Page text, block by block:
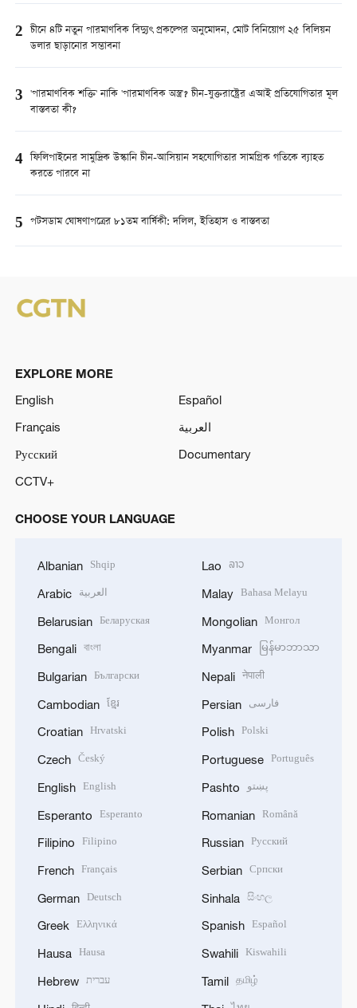
2 চীনে ৪টি নতুন পারমাণবিক বিদ্যুৎ প্রকল্পের অনুমোদন, মোট বিনিয়োগ ২৫ বিলিয়ন
ডলার ছাড়ানোর সম্ভাবনা
3 'পারমাণবিক শক্তি' নাকি 'পারমাণবিক অস্ত্র'? চীন-যুক্তরাষ্ট্রের এআই প্রতিযোগিতার মূল
বাস্তবতা কী?
4 ফিলিপাইনের সামুদ্রিক উস্কানি চীন-আসিয়ান সহযোগিতার সামগ্রিক গতিকে ব্যাহত
করতে পারবে না
5 পটসডাম ঘোষণাপত্রের ৮১তম বার্ষিকী: দলিল, ইতিহাস ও বাস্তবতা
EXPLORE MORE
English
Español
Français
العربية
Русский
Documentary
CCTV+
CHOOSE YOUR LANGUAGE
Albanian Shqip
Arabic العربية
Belarusian Беларуская
Bengali বাংলা
Bulgarian Български
Cambodian ខ្មែរ
Croatian Hrvatski
Czech Český
English English
Esperanto Esperanto
Filipino Filipino
French Français
German Deutsch
Greek Ελληνικά
Hausa Hausa
Hebrew עברית
Lao ລາວ
Malay Bahasa Melayu
Mongolian Монгол
Myanmar မြန်မာဘာသာ
Nepali नेपाली
Persian فارسی
Polish Polski
Portuguese Português
Pashto پښتو
Romanian Română
Russian Русский
Serbian Српски
Sinhala සිංහල
Spanish Español
Swahili Kiswahili
Tamil தமிழ்